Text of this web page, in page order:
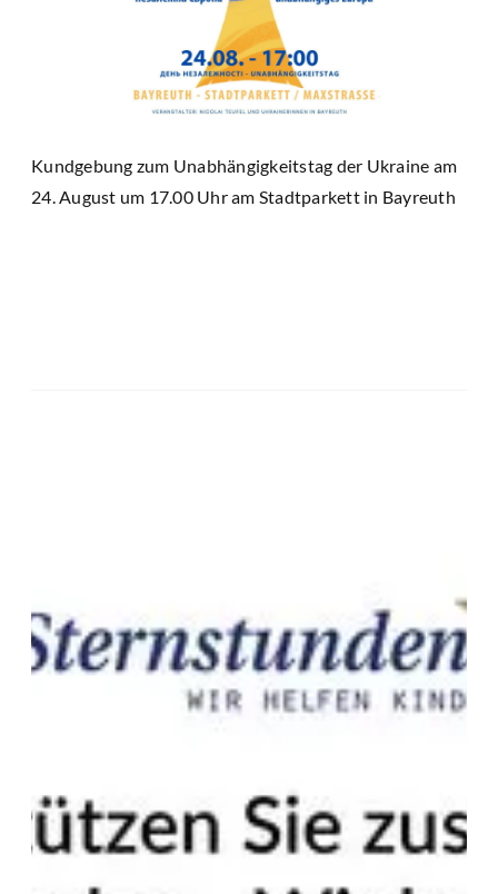
Kundgebung zum Unabhängigkeitstag der Ukraine am
24. August um 17.00 Uhr am Stadtparkett in Bayreuth